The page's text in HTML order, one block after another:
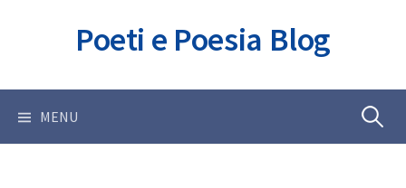
Poeti e Poesia Blog
MENU Ricerca